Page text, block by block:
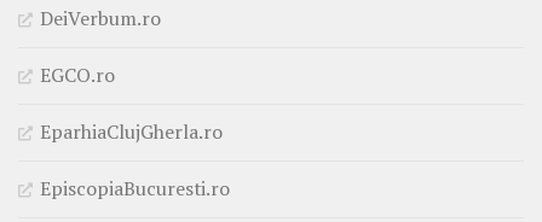
DeiVerbum.ro
EGCO.ro
EparhiaClujGherla.ro
EpiscopiaBucuresti.ro